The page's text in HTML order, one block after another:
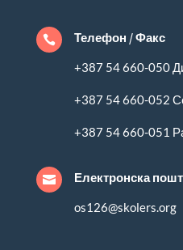
 Телефон / Факс
+387 54 660-050
+387 54 660-052
+387 54 660-051
 Електронска
os126@skolers.org